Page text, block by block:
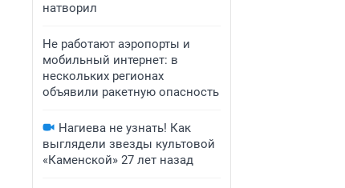
натворил
Не работают аэропорты и
мобильный интернет: в
нескольких регионах
объявили ракетную опасность
Нагиева не узнать! Как
выглядели звезды культовой
«Каменской» 27 лет назад